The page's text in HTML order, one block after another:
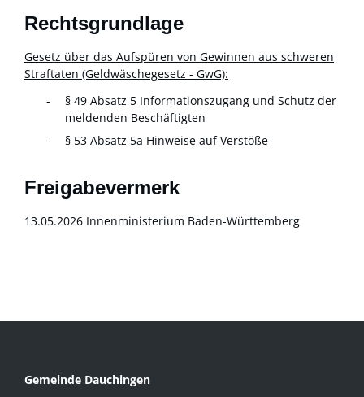
Rechtsgrundlage
Gesetz über das Aufspüren von Gewinnen aus schweren
Straftaten (Geldwäschegesetz - GwG):
§ 49 Absatz 5 Informationszugang und Schutz der
meldenden Beschäftigten
§ 53 Absatz 5a Hinweise auf Verstöße
Freigabevermerk
13.05.2026 Innenministerium Baden-Württemberg
Gemeinde Dauchingen